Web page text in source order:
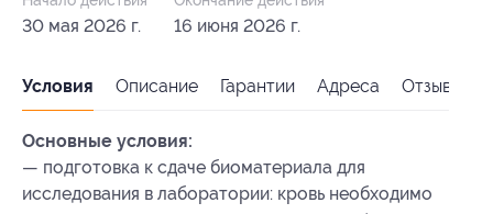
30 мая 2026 г. 16 июня 2026 г.
Условия Описание Гарантии Адреса Отзывы
Основные условия:
— подготовка к сдаче биоматериала для
исследования в лаборатории: кровь необходимо